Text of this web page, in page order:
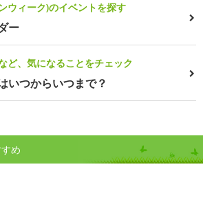
ウィーク)のイベントを探す
ー
ど、気になることをチェック
いつからいつまで？
め